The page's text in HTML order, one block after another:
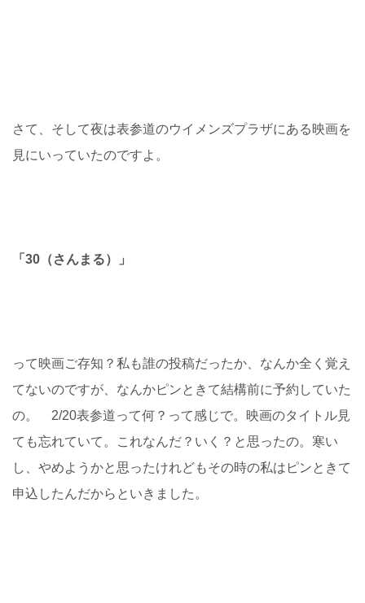
さて、そして夜は表参道のウイメンズプラザにある映画を
見にいっていたのですよ。
「 30（さんまる）」
って映画ご存知？私も誰の投稿だったか、なんか全く覚え
てないのですが、なんかピンときて結構前に予約していた
の。 2/20表参道って何？って感じで。映画のタイトル見
ても忘れていて。これなんだ？いく？と思ったの。寒い
し、やめようかと思ったけれどもその時の私はピンときて
申込したんだからといきました。